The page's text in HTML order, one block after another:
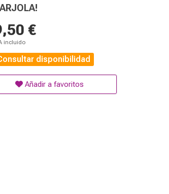
€
incluido
disponibilidad
Añadir a favoritos